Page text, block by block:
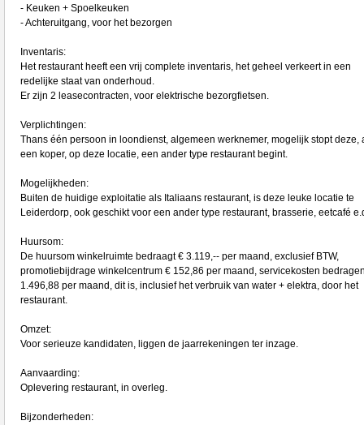
- Keuken + Spoelkeuken
- Achteruitgang, voor het bezorgen
Inventaris:
Het restaurant heeft een vrij complete inventaris, het geheel verkeert in een
redelijke staat van onderhoud.
Er zijn 2 leasecontracten, voor elektrische bezorgfietsen.
Verplichtingen:
Thans één persoon in loondienst, algemeen werknemer, mogelijk stopt deze,
een koper, op deze locatie, een ander type restaurant begint.
Mogelijkheden:
Buiten de huidige exploitatie als Italiaans restaurant, is deze leuke locatie te
Leiderdorp, ook geschikt voor een ander type restaurant, brasserie, eetcafé
Huursom:
De huursom winkelruimte bedraagt € 3.119,-- per maand, exclusief BTW,
promotiebijdrage winkelcentrum € 152,86 per maand, servicekosten
1.496,88 per maand, dit is, inclusief het verbruik van water + elektra, door het
restaurant.
Omzet:
Voor serieuze kandidaten, liggen de jaarrekeningen ter inzage.
Aanvaarding:
Oplevering restaurant, in overleg.
Bijzonderheden: